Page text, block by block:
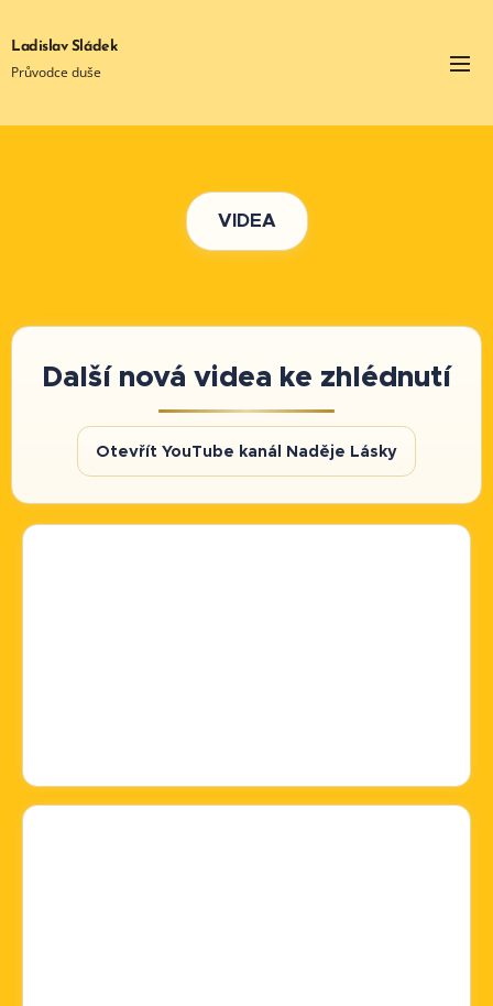
Ladislav Sládek
Průvodce duše
VIDEA
Další nová videa ke zhlédnutí
Otevřít YouTube kanál Naděje Lásky